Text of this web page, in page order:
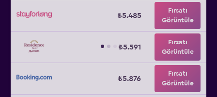
₺5.485
Fırsatı
Görüntüle
₺5.591
Fırsatı
Görüntüle
₺5.876
Fırsatı
Görüntüle